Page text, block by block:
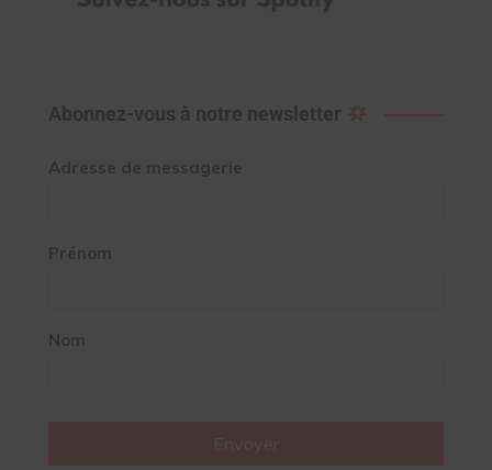
Abonnez-vous à notre newsletter
Adresse de messagerie
Prénom
Nom